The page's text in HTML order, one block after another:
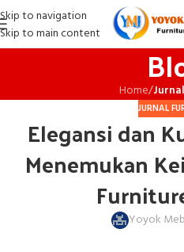
Skip to navigation
Skip to main content
Home/
JURNAL
Elegansi dan
Menemukan
Yoyok